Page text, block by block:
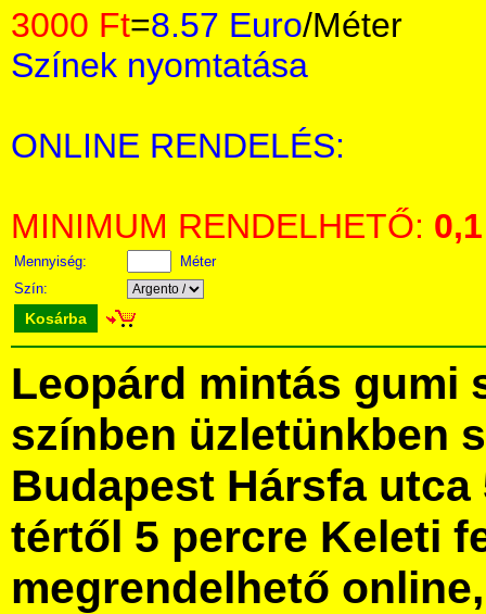
3000 Ft=8.57 Euro/Méter
Színek nyomtatása
ONLINE RENDELÉS:
MINIMUM RENDELHETŐ: 0,1
Mennyiség:
Méter
Szín:
Kosárba
Leopárd mintás gumi
színben üzletünkben
Budapest Hársfa utca
tértől 5 percre Keleti
megrendelhető